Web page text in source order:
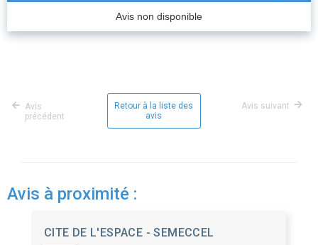
Avis non disponible
Avis
précédent
Retour à la liste des
avis
Avis suivant
Avis à proximité :
CITE DE L'ESPACE - SEMECCEL